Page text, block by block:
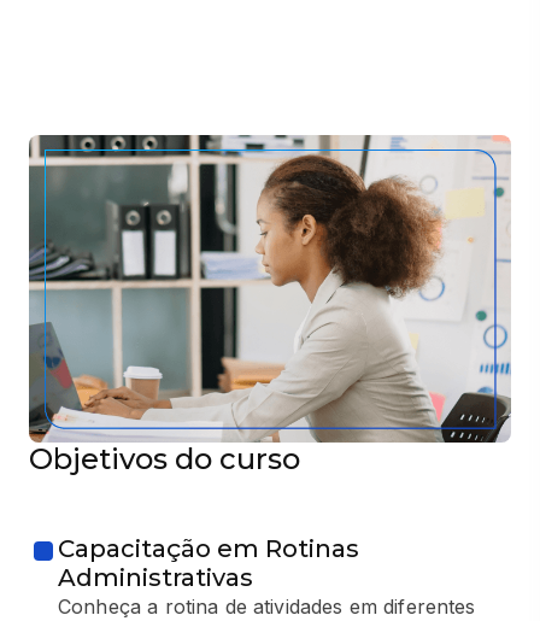
Objetivos do curso
Capacitação em Rotinas
Administrativas
Conheça a rotina de atividades em diferentes